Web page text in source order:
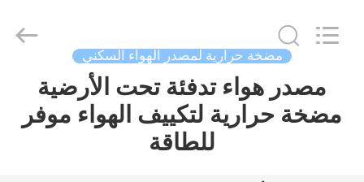
الصفحة
الرئيسية
Technology
مضخة حرارية لمصدر الهواء السكني
مصدر هواء تدفئة تحت الأرضية
مضخة حرارية لتكييف الهواء موفر
للطاقة